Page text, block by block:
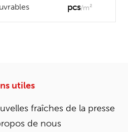
pcs/m²
utiles
fraîches de la presse
de nous